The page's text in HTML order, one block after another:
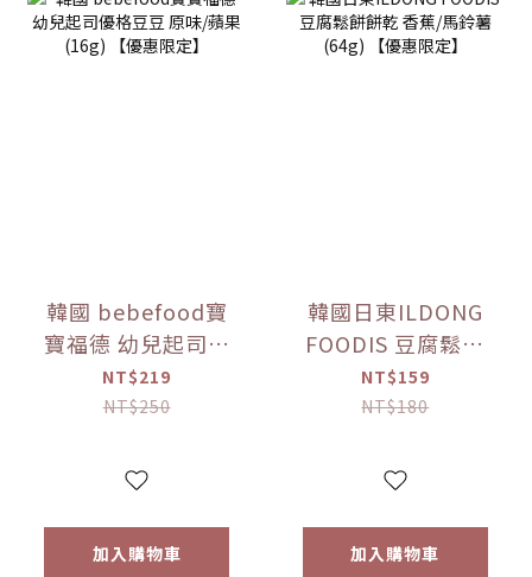
韓國 bebefood寶
寶福德 幼兒起司優
格豆豆 原味/蘋果
(16g) 【優惠限定】
NT$219
NT$250
加入購物車
韓國日東ILDONG
FOODIS 豆腐鬆餅
餅乾 香蕉/馬鈴薯
(64g) 【優惠限定】
NT$159
NT$180
加入購物車